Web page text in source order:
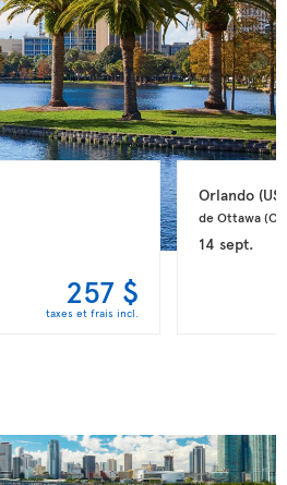
257 $
taxes et frais incl.
Orlando (US)
de Ottawa
14 sept.